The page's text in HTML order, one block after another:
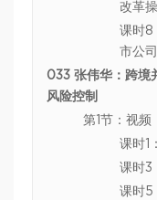
改革
课时8
市公
033 张伟华：跨境
风险控制
第1节：视频
课时1
课时3
课时5